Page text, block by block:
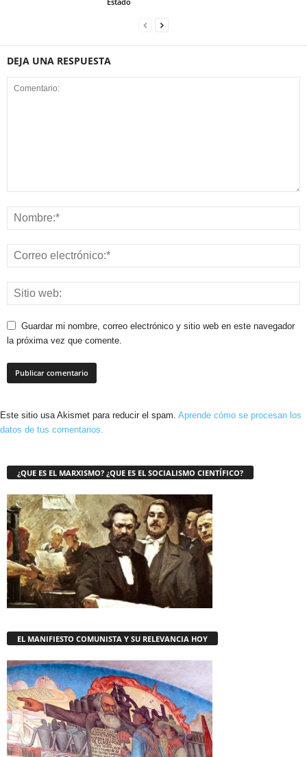
DEJA UNA RESPUESTA
Guardar mi nombre, correo electrónico y sitio web en este navegador
la próxima vez que comente.
Este sitio usa Akismet para reducir el spam. Aprende cómo se procesan los
datos de tus comentarios.
¿QUE ES EL MARXISMO? ¿QUE ES EL SOCIALISMO CIENTÍFICO?
EL MANIFIESTO COMUNISTA Y SU RELEVANCIA HOY